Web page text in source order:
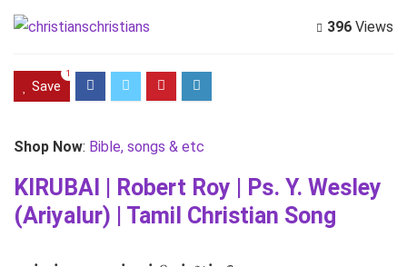
christians 396 Views
Save
1
Shop Now: Bible, songs & etc
KIRUBAI | Robert Roy | Ps. Y. Wesley
(Ariyalur) | Tamil Christian Song